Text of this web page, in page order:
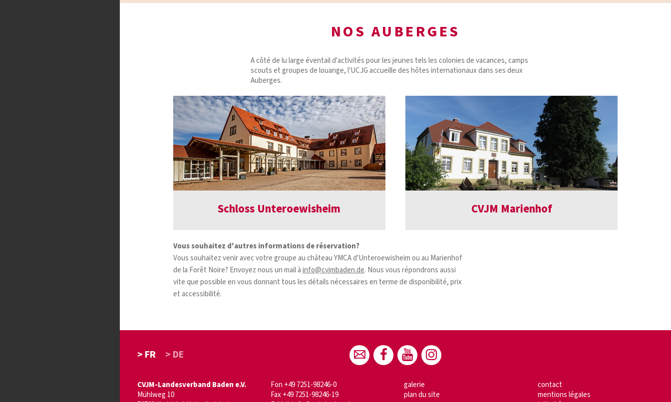
NOS AUBERGES
A côté de lu large éventail d'activités pour les jeunes tels les colonies de vacances, camps
scouts et groupes de louange, l'UCJG accueille des hôtes internationaux dans ses deux
Auberges.
Schloss Unteroewisheim CVJM Marienhof
Vous souhaitez d'autres informations de réservation?
Vous souhaitez venir avec votre groupe au château YMCA d'Unteroewisheim ou au Marienhof
de la Forêt Noire? Envoyez nous un mail àinfo@cvjmbaden.de. Nous vous répondrons aussi
vite que possible en vous donnant tous les détails nécessaires en terme de disponibilité, prix
et accessibilité.
> FR > DE
CVJM-Landesverband Baden e.V.
Mühlweg 10
Fon +49 7251-98246-0
Fax +49 7251-98246-19
galerie
plan du site
contact
mentions légales